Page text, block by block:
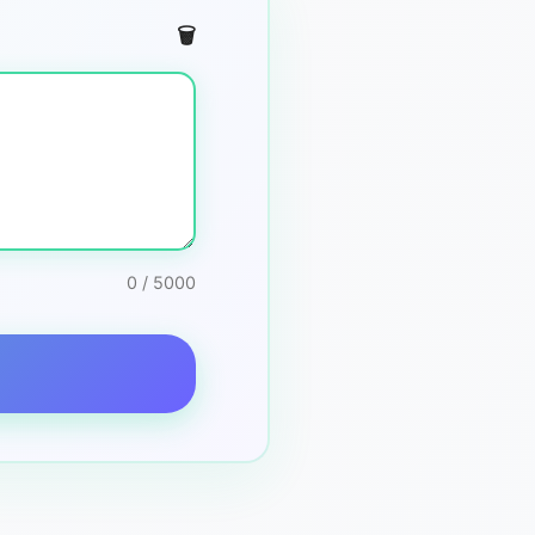
🗑️
0 / 5000